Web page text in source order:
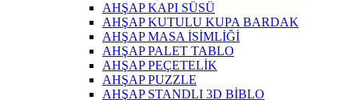
AHŞAP KAPI SÜSÜ
AHŞAP KUTULU KUPA BARDAK
AHŞAP MASA İSİMLİĞİ
AHŞAP PALET TABLO
AHŞAP PEÇETELİK
AHŞAP PUZZLE
AHŞAP STANDLI 3D BİBLO